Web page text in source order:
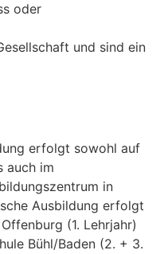
oder
und sind ein
erfolgt sowohl auf
auch im
in
Ausbildung erfolgt
(1. Lehrjahr)
Bühl/Baden (2. + 3.